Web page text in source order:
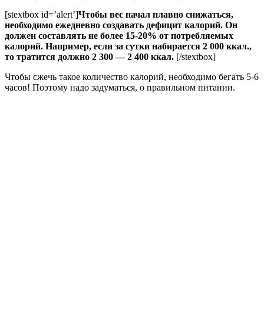
[stextbox id=’alert’]Чтобы вес начал плавно снижаться,
необходимо ежедневно создавать дефицит калорий. Он
должен составлять не более 15-20% от потребляемых
калорий. Например, если за сутки набирается 2 000 ккал.,
то тратится должно 2 300 — 2 400 ккал. [/stextbox]
Чтобы сжечь такое количество калорий, необходимо бегать 5-6
часов! Поэтому надо задуматься, о правильном питании.